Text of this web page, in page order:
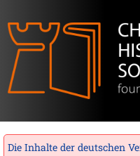
Die Inhalte der deutschen